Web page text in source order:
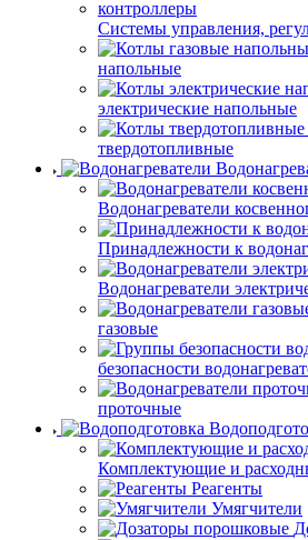
Системы управления,
напольные
электрические напольные
твердотопливные
Водонагреватели
Принадлежности к
Водонагреватели
газовые
безопасности
проточные
Комплектующие и
Реагенты
Умягчители